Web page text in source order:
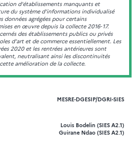
d'établissements manquants et
du système d’informations individualisé
données agrégées pour certains
en œuvre depuis la collecte 2016‑17.
des établissements publics ou privés
d’art et de commerce essentiellement. Les
2020 et les rentrées antérieures sont
neutralisant ainsi les discontinuités
amélioration de la collecte.
MESRE-DGESIP/DGRI-SIES
Louis Bodelin (SIES A2.1)
Guirane Ndao (SIES A2.1)